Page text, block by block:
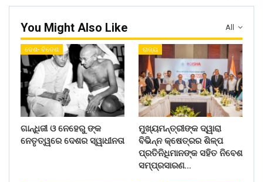
All
You Might Also Like
ଦେଶ- ବିଦେଶ
ଗାନ୍ଧିଜୀ ଓ ନେହେରୁ ଙ୍କ
ନେତୃତ୍ୱରେ ଦେଶର ସ୍ୱାଧୀନତା
ରାଜ୍ୟ
ମୁଖ୍ୟମନ୍ତ୍ରୀଙ୍କ ଦ୍ୱାରା
ବିଭିନ୍ନ କ୍ଷେତ୍ରର ଶିଳ୍ପ
ପ୍ରତିନିଧିମାନଙ୍କ ସହିତ ନିବେଶ
ସମ୍ପ୍ରସାରଣ…